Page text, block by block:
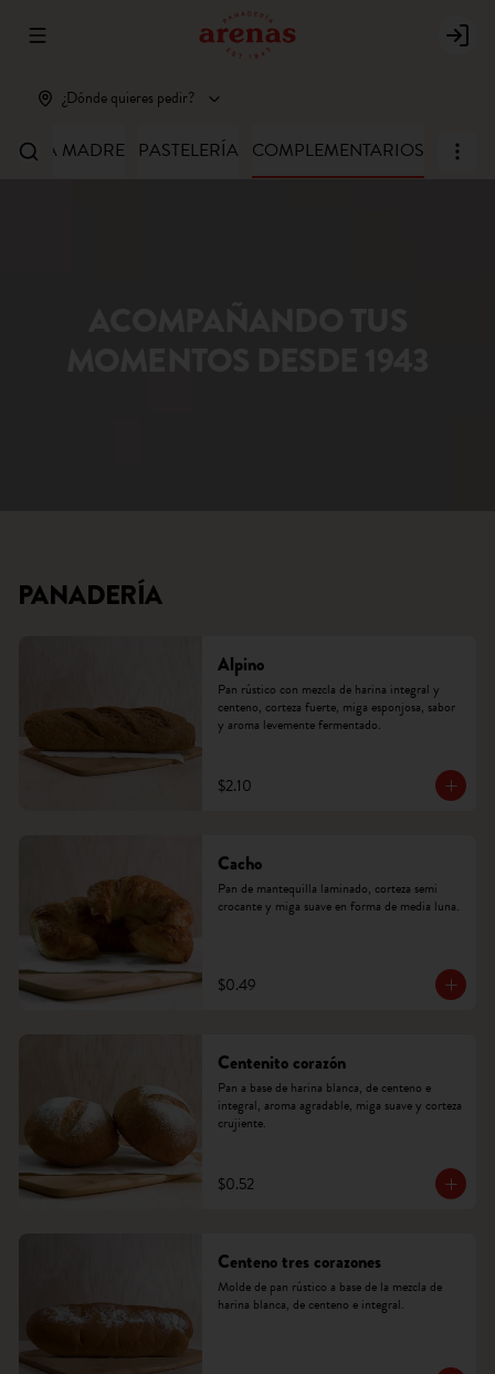
Abrir menu de navegación Login
¿Dónde quieres pedir?
MASA MADRE PASTELERÍA COMPLEMENTARIOS
PANADERÍA
Alpino
Pan rústico con mezcla de harina integral y
centeno, corteza fuerte, miga esponjosa, sabor
y aroma levemente fermentado.
$2.10
Cacho
Pan de mantequilla laminado, corteza semi
crocante y miga suave en forma de media luna.
$0.49
Centenito corazón
Pan a base de harina blanca, de centeno e
integral, aroma agradable, miga suave y corteza
crujiente.
$0.52
Centeno tres corazones
Molde de pan rústico a base de la mezcla de
harina blanca, de centeno e integral.